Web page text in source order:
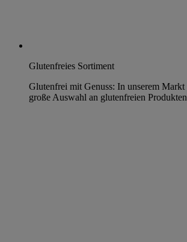
Glutenfreies Sortiment
Glutenfrei mit Genuss: In unserem Markt
große Auswahl an glutenfreien